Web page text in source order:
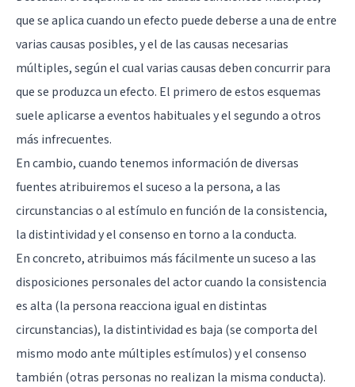
que se aplica cuando un efecto puede deberse a una de entre
varias causas posibles, y el de las causas necesarias
múltiples, según el cual varias causas deben concurrir para
que se produzca un efecto. El primero de estos esquemas
suele aplicarse a eventos habituales y el segundo a otros
más infrecuentes.
En cambio, cuando tenemos información de diversas
fuentes atribuiremos el suceso a la persona, a las
circunstancias o al estímulo en función de la consistencia,
la distintividad y el consenso en torno a la conducta.
En concreto, atribuimos más fácilmente un suceso a las
disposiciones personales del actor cuando la consistencia
es alta (la persona reacciona igual en distintas
circunstancias), la distintividad es baja (se comporta del
mismo modo ante múltiples estímulos) y el consenso
también (otras personas no realizan la misma conducta).